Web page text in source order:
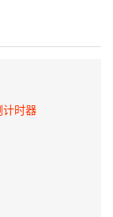
计时器